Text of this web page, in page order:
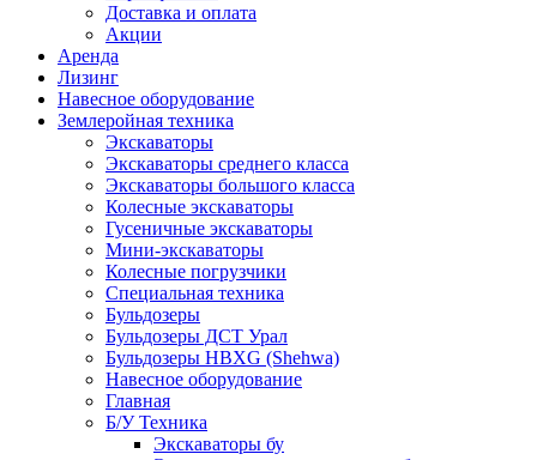
Доставка и оплата
Акции
Аренда
Лизинг
Навесное оборудование
Землеройная техника
Экскаваторы
Экскаваторы среднего класса
Экскаваторы большого класса
Колесные экскаваторы
Гусеничные экскаваторы
Мини-экскаваторы
Колесные погрузчики
Специальная техника
Бульдозеры
Бульдозеры ДСТ Урал
Бульдозеры HBXG (Shehwa)
Навесное оборудование
Главная
Б/У Техника
Экскаваторы бу